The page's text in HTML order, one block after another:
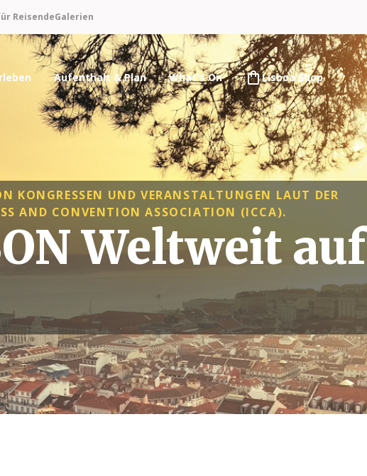
ReisendeGalerien
Aufenthalt & Plan What's On Lisboa Shop
KONGRESSEN UND VERANSTALTUNGEN LAUT DER
AND CONVENTION ASSOCIATION (ICCA).
Weltweit auf